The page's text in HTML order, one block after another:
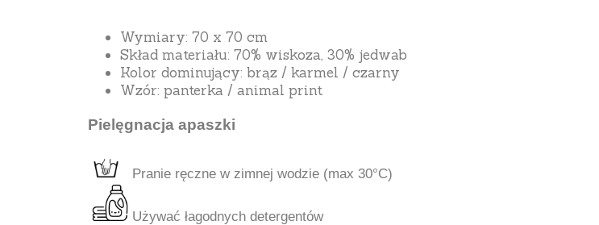
Wymiary: 70 x 70 cm
Skład materiału: 70% wiskoza, 30% jedwab
Kolor dominujący: brąz / karmel / czarny
Wzór: panterka / animal print
Pielęgnacja apaszki
Pranie ręczne w zimnej wodzie (max 30°C)
Używać łagodnych detergentów